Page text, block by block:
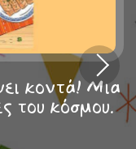
κοντά! Μια
του κόσμου.